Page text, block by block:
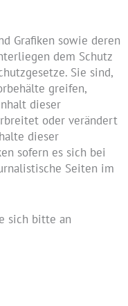
Grafiken sowie deren
dem Schutz
Sie sind,
greifen,
dieser
oder verändert
dieser
sofern es sich bei
Seiten im
sich bitte an